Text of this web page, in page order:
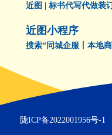
近图 | 标书代写代做装
近图小程序
搜索“同城企服丨本地
陇ICP备2022001956号-1